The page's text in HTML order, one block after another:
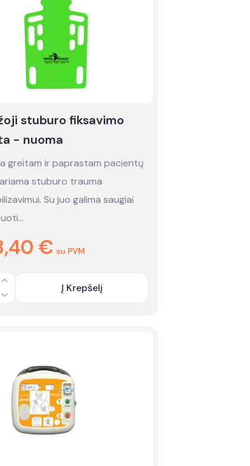
stuburo fiksavimo
- nuoma
greitam ir paprastam pacientų
stuburo trauma
Su juo galima saugiai
€ su PVM
Į Krepšelį